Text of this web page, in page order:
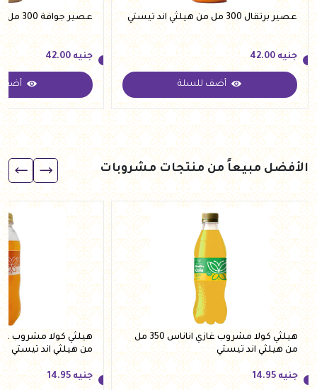
عصير برتقال 300 مل من هيلثي اند تيستي
جنيه
جنيه 42.00
أضف للسلة
عصير جوافة 300 مل من هيلثي اند تيستي
جنيه
جنيه 42.00
أضف
الأفضل مبيعاً من منتجات مشروبات
هيلثي كولا مشروب غازي اناناس 350 مل
من هيلثي اند تيستي
جنيه 14.95
من هيلثي اند تيستي
جنيه 14.95